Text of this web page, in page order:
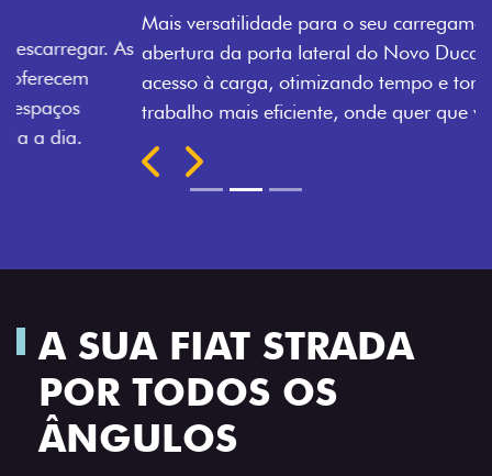
Mais versatilidade para o seu carregamento. A ampla
abertura da porta lateral do Novo Ducato facilita o
acesso à carga, otimizando tempo e tornando o
trabalho mais eficiente, onde quer que você esteja.
Próximo
TRANSFORMAÇÃO HOMOLOGADA
A SUA FIAT STRADA
POR TODOS OS
ÂNGULOS